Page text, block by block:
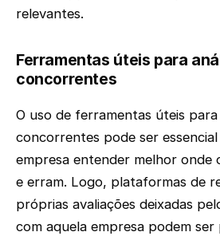
relevantes.
Ferramentas úteis para
concorrentes
O uso de ferramentas úteis para
concorrentes pode ser
empresa entender melhor onde
e erram. Logo, plataformas de
próprias avaliações deixadas
com aquela empresa podem